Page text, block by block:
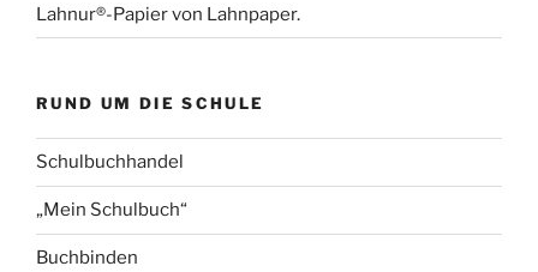
Lahnur®-Papier von Lahnpaper.
RUND UM DIE SCHULE
Schulbuchhandel
„Mein Schulbuch“
Buchbinden